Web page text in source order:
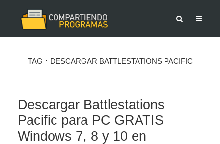
TAG DESCARGAR BATTLESTATIONS PACIFIC
Descargar Battlestations
Pacific para PC GRATIS
Windows 7, 8 y 10 en